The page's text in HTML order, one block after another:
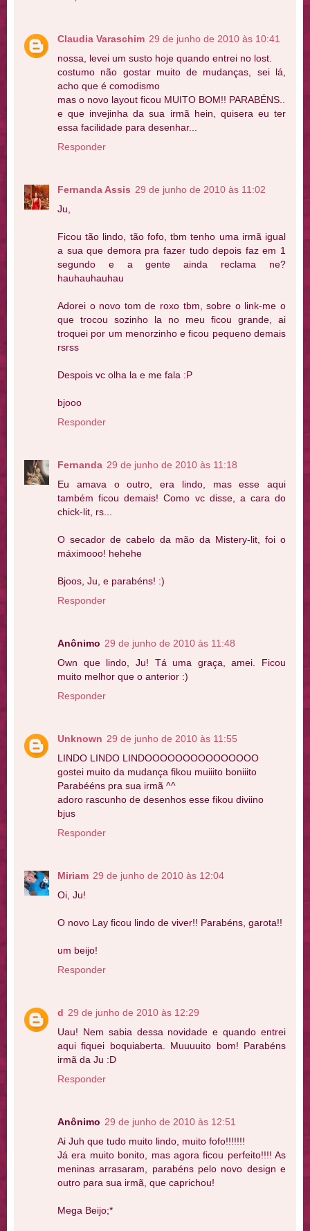
Claudia Varaschim 29 de junho de 2010 às 10:41
nossa, levei um susto hoje quando entrei no lost.
costumo não gostar muito de mudanças, sei lá,
acho que é comodismo
mas o novo layout ficou MUITO BOM!! PARABÉNS..
e que invejinha da sua irmã hein, quisera eu ter
essa facilidade para desenhar...
Responder
Fernanda Assis 29 de junho de 2010 às 11:02
Ju,
Ficou tão lindo, tão fofo, tbm tenho uma irmã igual
a sua que demora pra fazer tudo depois faz em 1
segundo e a gente ainda reclama ne?
hauhauhauhau
Adorei o novo tom de roxo tbm, sobre o link-me o
que trocou sozinho la no meu ficou grande, ai
troquei por um menorzinho e ficou pequeno demais
rsrss
Despois vc olha la e me fala :P
bjooo
Responder
Fernanda 29 de junho de 2010 às 11:18
Eu amava o outro, era lindo, mas esse aqui
também ficou demais! Como vc disse, a cara do
chick-lit, rs...
O secador de cabelo da mão da Mistery-lit, foi o
máximooo! hehehe
Bjoos, Ju, e parabéns! :)
Responder
Anônimo 29 de junho de 2010 às 11:48
Own que lindo, Ju! Tá uma graça, amei. Ficou
muito melhor que o anterior :)
Responder
Unknown 29 de junho de 2010 às 11:55
LINDO LINDO LINDOOOOOOOOOOOOOOO
gostei muito da mudança fikou muiiito boniiito
Parabééns pra sua irmã ^^
adoro rascunho de desenhos esse fikou diviino
bjus
Responder
Miriam 29 de junho de 2010 às 12:04
Oi, Ju!
O novo Lay ficou lindo de viver!! Parabéns, garota!!
um beijo!
Responder
d 29 de junho de 2010 às 12:29
Uau! Nem sabia dessa novidade e quando entrei
aqui fiquei boquiaberta. Muuuuito bom! Parabéns
irmã da Ju :D
Responder
Anônimo 29 de junho de 2010 às 12:51
Ai Juh que tudo muito lindo, muito fofo!!!!!!!
Já era muito bonito, mas agora ficou perfeito!!!! As
meninas arrasaram, parabéns pelo novo design e
outro para sua irmã, que caprichou!
Mega Beijo;*